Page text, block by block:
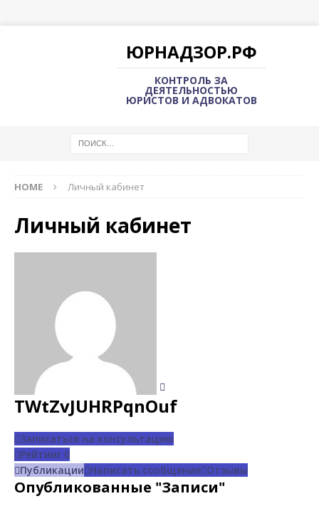
ЮРНАДЗОР.РФ
КОНТРОЛЬ ЗА
ДЕЯТЕЛЬНОСТЬЮ
ЮРИСТОВ И АДВОКАТОВ
HOME Личный кабинет
Личный кабинет
TWtZvJUHRPqnOuf
Записаться на консультацию
Рейтинг 0
Публикации Написать сообщение Отзывы
Опубликованные "Записи"